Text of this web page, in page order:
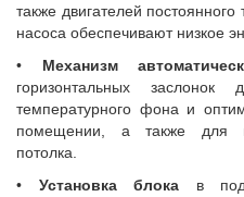
также двигателей
насоса обеспечивают низкое
• Механизм
горизонтальных заслонок
температурного фона и
помещении, а также для
потолка.
• Установка блока в